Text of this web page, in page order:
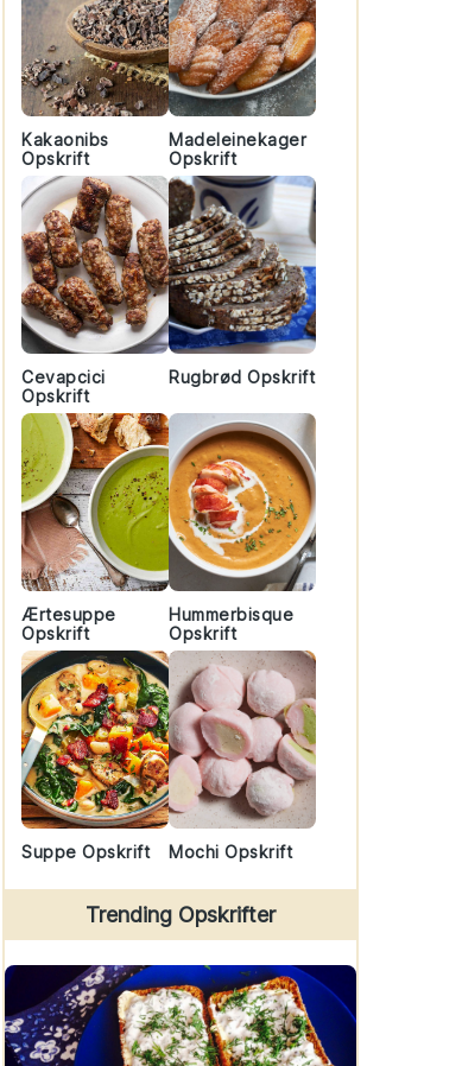
Kakaonibs
Opskrift
Madeleinekager
Opskrift
Cevapcici
Opskrift
Rugbrød Opskrift
Ærtesuppe
Opskrift
Hummerbisque
Opskrift
Suppe Opskrift Mochi Opskrift
Trending Opskrifter